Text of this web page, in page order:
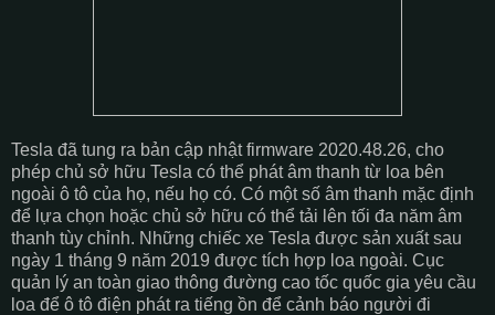
Tesla đã tung ra bản cập nhật firmware 2020.48.26, cho
phép chủ sở hữu Tesla có thể phát âm thanh từ loa bên
ngoài ô tô của họ, nếu họ có. Có một số âm thanh mặc định
để lựa chọn hoặc chủ sở hữu có thể tải lên tối đa năm âm
thanh tùy chỉnh. Những chiếc xe Tesla được sản xuất sau
ngày 1 tháng 9 năm 2019 được tích hợp loa ngoài. Cục
quản lý an toàn giao thông đường cao tốc quốc gia yêu cầu
loa để ô tô điện phát ra tiếng ồn để cảnh báo người đi